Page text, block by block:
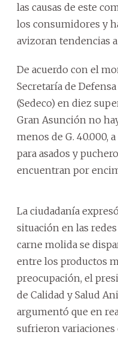
las causas de este
los consumidores y
avizoran tendencias a
De acuerdo con el
Secretaría de
(Sedeco) en diez
Gran Asunción no
menos de G. 40.000,
para asados y
encuentran por
La ciudadanía
situación en las
carne molida se
entre los productos
preocupación, el
de Calidad y Salud
argumentó que en
sufrieron variaciones